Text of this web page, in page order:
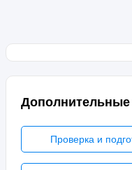
Дополнительные
Проверка и